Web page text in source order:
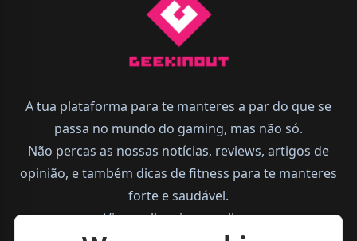
A tua plataforma para te manteres a par do que se
passa no mundo do gaming, mas não só.
Não percas as nossas notícias, reviews, artigos de
opinião, e também dicas de fitness para te manteres
forte e saudável.
Vive melhor, joga melhor.